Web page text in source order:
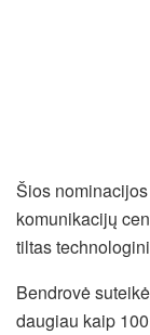
Šios
komunikacijų
tiltas
Bendrovė
daugiau kaip